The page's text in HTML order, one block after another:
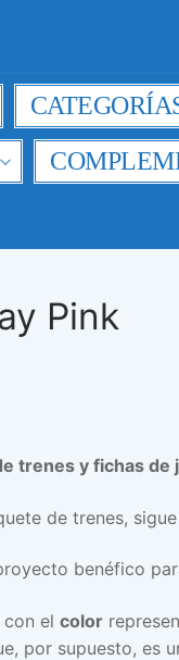
Pink
trenes y fichas de
de trenes,
benéfico
con el color
por supuesto, es